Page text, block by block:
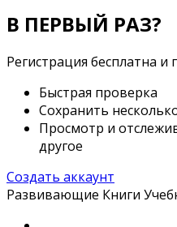
В ПЕРВЫЙ РАЗ?
Регистрация бесплатна и
Быстрая проверка
Сохранить
Просмотр и
другое
Создать аккаунт
Развивающие Книги